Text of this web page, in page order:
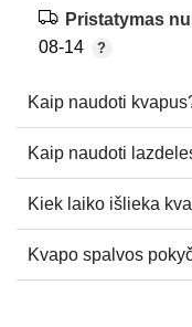
Pristatymas
08-14
Kaip naudoti
Kaip naudoti
Kiek laiko išlieka
Kvapo spalvos